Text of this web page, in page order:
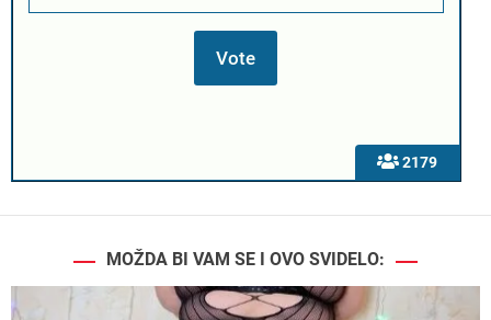
2179
MOŽDA BI VAM SE I OVO SVIDELO: